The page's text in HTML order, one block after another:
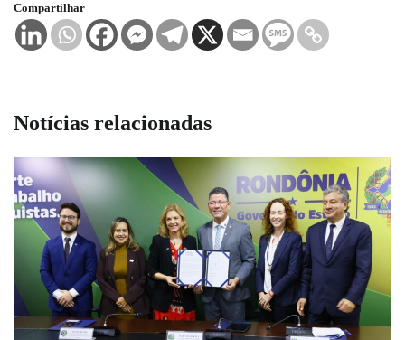
Compartilhar
Notícias relacionadas